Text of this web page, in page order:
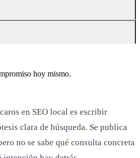
hoy mismo.
en SEO local es escribir
clara de búsqueda. Se publica
no se sabe qué consulta concreta